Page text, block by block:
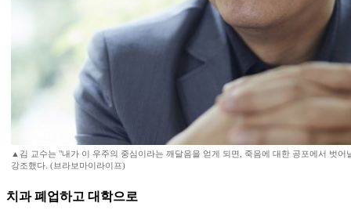
▲김 교수는 "내가 이 우주의 중심이라는 깨달음을 얻게 되면, 죽음에 대한 공포에서 벗어
강조했다. (브라보마이라이프)
치과 폐업하고 대학으로